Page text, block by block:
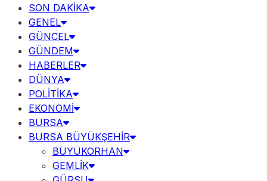
SON DAKİKA
GENEL
GÜNCEL
GÜNDEM
HABERLER
DÜNYA
POLİTİKA
EKONOMİ
BURSA
BURSA BÜYÜKŞEHİR
BÜYÜKORHAN
GEMLİK